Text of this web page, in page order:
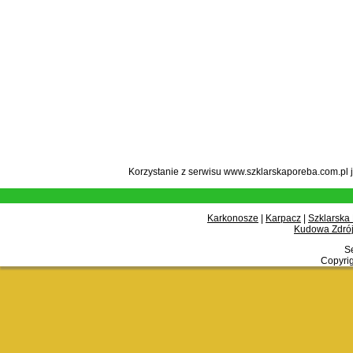
Korzystanie z serwisu
Karkonosze Karpacz
Szklarska
Kudowa